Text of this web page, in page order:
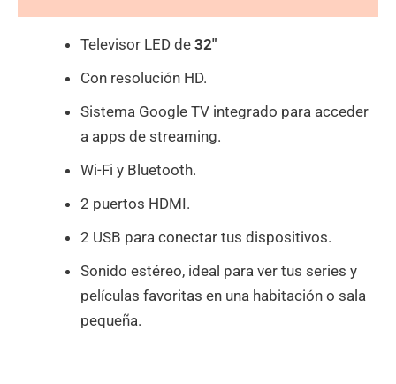
Televisor LED de 32″
Con resolución HD.
Sistema Google TV integrado para acceder
a apps de streaming.
Wi-Fi y Bluetooth.
2 puertos HDMI.
2 USB para conectar tus dispositivos.
Sonido estéreo, ideal para ver tus series y
películas favoritas en una habitación o sala
pequeña.